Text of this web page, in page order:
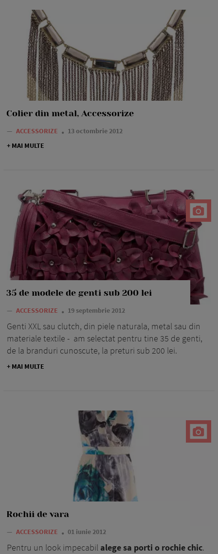
Colier din metal, Accessorize
— ACCESSORIZE
13 octombrie 2012
+ MAI MULTE
35 de modele de genti sub 200 lei
— ACCESSORIZE 19 septembrie 2012
Genti XXL sau clutch, din piele naturala, metal sau din
materiale textile - am selectat pentru tine 35 de genti,
de la branduri cunoscute, la preturi sub 200 lei.
+ MAI MULTE
Rochii de vara
— ACCESSORIZE 01 iunie 2012
Pentru un look impecabil alege sa porti o rochie chic.